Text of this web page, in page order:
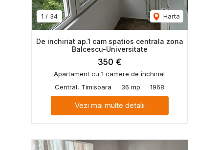
1 / 34 Harta
De inchiriat ap.1 cam spatios centrala zona
Balcescu-Universitate
350 €
Apartament cu 1 camere de închiriat
Central, Timisoara
36 mp 1968
Vezi mai multe detalii